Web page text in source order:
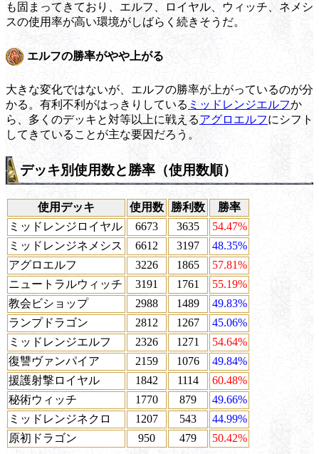
も固まってきており、エルフ、ロイヤル、ウィッチ、ネメシ
スの使用率が高い環境がしばらく続きそうだ。
エルフの勝率がやや上がる
大きな変化ではないが、エルフの勝率が上がっているのが分
かる。有利不利がはっきりしている ミッドレンジエルフか
ら、多くのデッキと対等以上に戦えるアグロエルフにシフト
してきていることが主な要因だろう。
デッキ別使用数と勝率（使用数順）
使用デッキ 使用数 勝利数
勝率
ミッドレンジロイヤル
6673 3635
54.47%
ミッドレンジネメシス
6612 3197
48.35%
アグロエルフ
3226 1865
57.81%
ニュートラルウィッチ
3191 1761
55.19%
教会ビショップ
2988 1489
49.83%
ランプドラゴン
2812 1267
45.06%
ミッドレンジエルフ
2326 1271
54.64%
復讐ヴァンパイア
2159 1076
49.84%
援護射撃ロイヤル
1842 1114
60.48%
秘術ウィッチ
1770 879
49.66%
ミッドレンジネクロ
1207 543
44.99%
原初ドラゴン
950 479 50.42%